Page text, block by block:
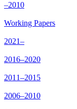
–2010
Working Papers
2021–
2016–2020
2011–2015
2006–2010